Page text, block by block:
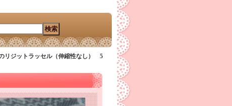
リジットラッセル（伸縮性なし） 5